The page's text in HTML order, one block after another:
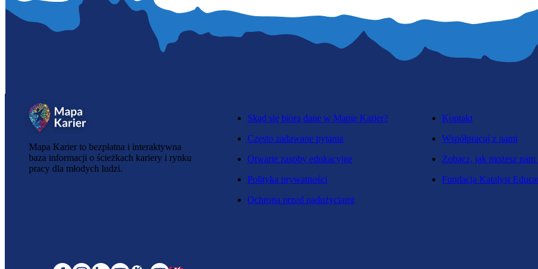
Mapa Karier to bezpłatna i interaktywna
baza informacji o ścieżkach kariery i rynku
pracy dla młodych ludzi.
Skąd się biorą dane w Mapie Karier?
Często zadawane pytania
Otwarte zasoby edukacyjne
Polityka prywatności
Ochrona przed nadużyciami
Kontakt
Współpracuj z nami
Zobacz, jak możesz
Fundacja Katalyst